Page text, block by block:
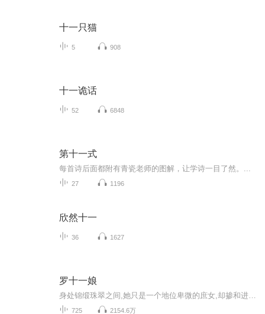
十一只猫
5 908
十一诡话
52 6848
第十一式
每首诗后面都附有青瓷老师的图解，让学诗一目了然。...
27 1196
欣然十一
36 1627
罗十一娘
725 2154.6万